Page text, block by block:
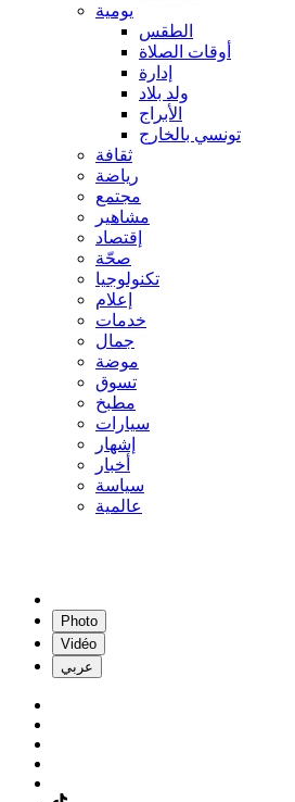
يومية
الطقس
أوقات الصلاة
إدارة
ولد بلاد
الأبراج
تونسي بالخارج
ثقافة
رياضة
مجتمع
مشاهير
إقتصاد
صحّة
تكنولوجيا
إعلام
خدمات
جمال
موضة
تسوق
مطبخ
سيارات
إشهار
أخبار
سياسة
عالمية
Photo
Vidéo
عربي